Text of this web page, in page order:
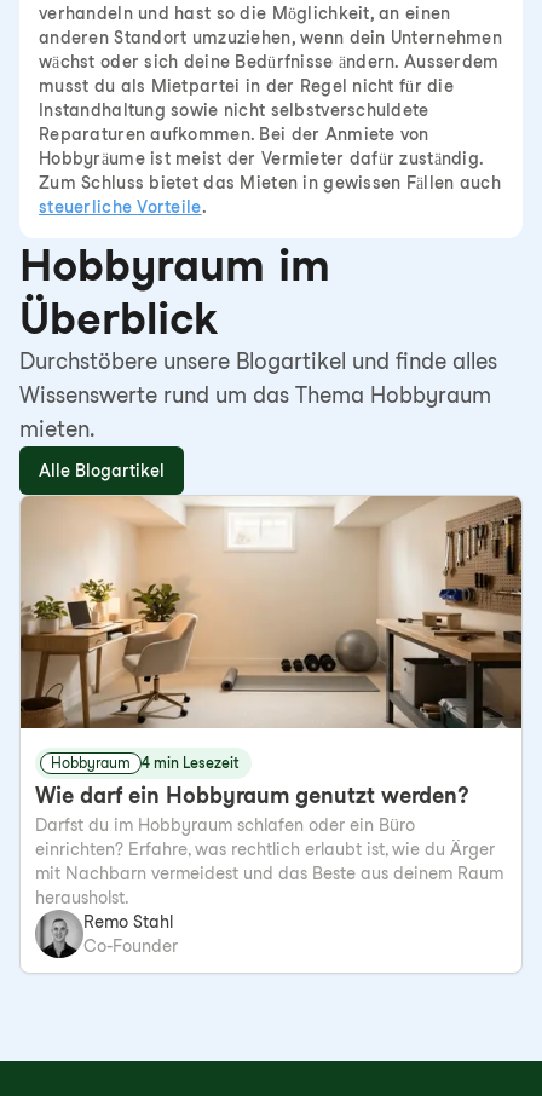
verhandeln und hast so die Möglichkeit, an einen
anderen Standort umzuziehen, wenn dein Unternehmen
wächst oder sich deine Bedürfnisse ändern. Ausserdem
musst du als Mietpartei in der Regel nicht für die
Instandhaltung sowie nicht selbstverschuldete
Reparaturen aufkommen. Bei der Anmiete von
Hobbyräume ist meist der Vermieter dafür zuständig.
Zum Schluss bietet das Mieten in gewissen Fällen auch
steuerliche Vorteile.
Hobbyraum im
Überblick
Durchstöbere unsere Blogartikel und finde alles
Wissenswerte rund um das Thema Hobbyraum
mieten.
Alle Blogartikel
Hobbyraum 4 min Lesezeit
Wie darf ein Hobbyraum genutzt werden?
Darfst du im Hobbyraum schlafen oder ein Büro
einrichten? Erfahre, was rechtlich erlaubt ist, wie du Ärger
mit Nachbarn vermeidest und das Beste aus deinem Raum
herausholst.
Remo Stahl
Co-Founder